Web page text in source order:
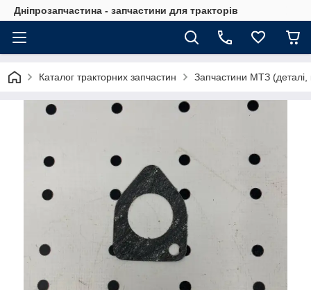
Дніпрозапчастина - запчастини для тракторів
Каталог тракторних запчастин Запчастини МТЗ (деталі,